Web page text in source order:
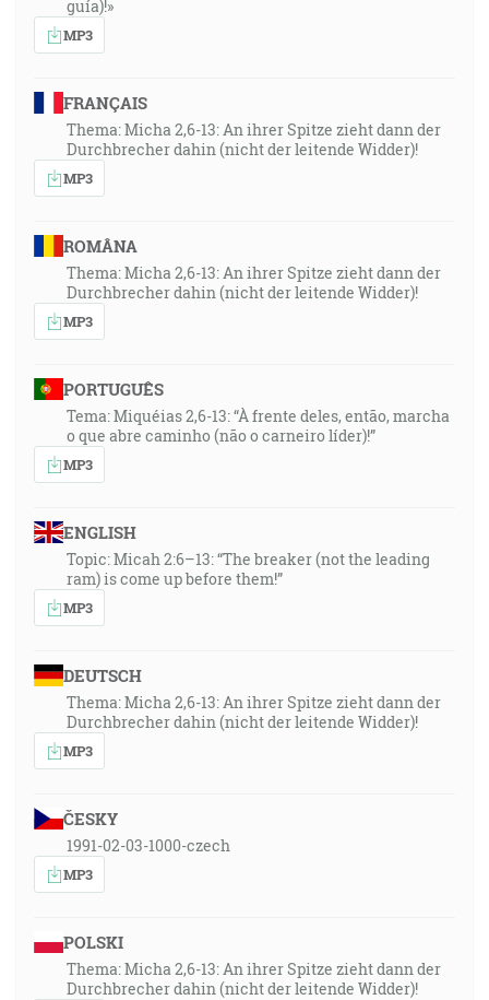
guía)!»
MP3
FRANÇAIS
Thema: Micha 2,6-13: An ihrer Spitze zieht dann der
Durchbrecher dahin (nicht der leitende Widder)!
MP3
ROMÂNA
Thema: Micha 2,6-13: An ihrer Spitze zieht dann der
Durchbrecher dahin (nicht der leitende Widder)!
MP3
PORTUGUÊS
Tema: Miquéias 2,6-13: “À frente deles, então, marcha
o que abre caminho (não o carneiro líder)!”
MP3
ENGLISH
Topic: Micah 2:6–13: “The breaker (not the leading
ram) is come up before them!”
MP3
DEUTSCH
Thema: Micha 2,6-13: An ihrer Spitze zieht dann der
Durchbrecher dahin (nicht der leitende Widder)!
MP3
ČESKY
1991-02-03-1000-czech
MP3
POLSKI
Thema: Micha 2,6-13: An ihrer Spitze zieht dann der
Durchbrecher dahin (nicht der leitende Widder)!